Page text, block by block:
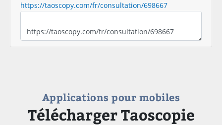
https://taoscopy.com/fr/consultation/698667
Applications pour mobiles
Télécharger Taoscopie